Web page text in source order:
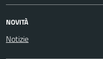
NOVITÀ
Notizie